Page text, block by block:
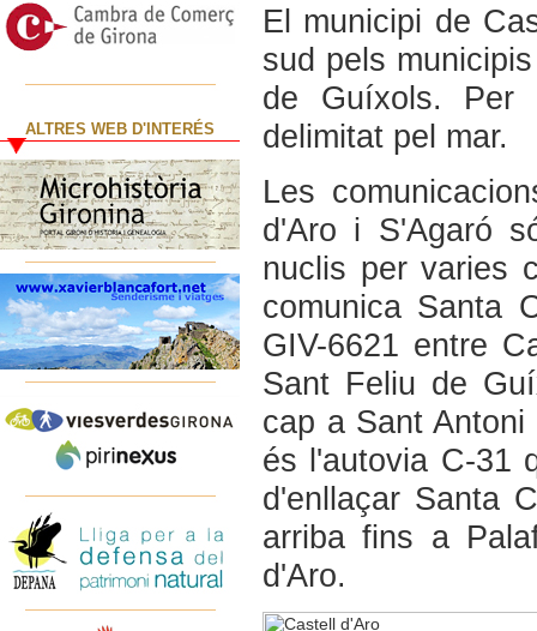
ALTRES WEB D'INTERÉS
El municipi de
sud pels
de Guíxols.
delimitat pel mar.
Les
d'Aro i S'Agaró
nuclis per varies
comunica Santa
GIV-6621 entre
Sant Feliu de
cap a Sant
és l'autovia C-31
d'enllaçar Santa
arriba fins a
d'Aro.